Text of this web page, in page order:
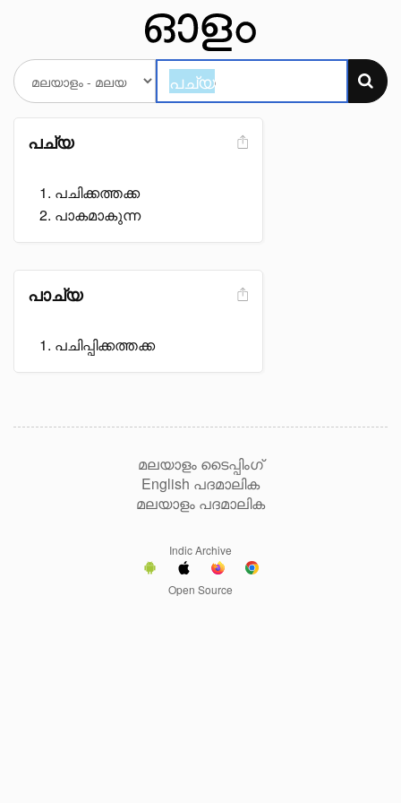
പച്യ
പചിക്കത്തക്ക
പാകമാകുന്ന
പാച്യ
പചിപ്പിക്കത്തക്ക
മലയാളം ടൈപ്പിംഗ്
English പദമാലിക
മലയാളം പദമാലിക
Indic Archive
Open Source